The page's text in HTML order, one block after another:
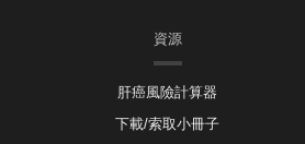
資源
肝癌風險計算器
下載/索取小冊子